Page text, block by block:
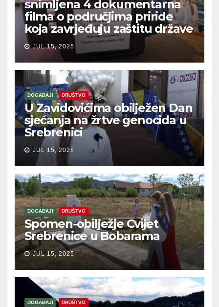
snimljena 4 dokumentarna
filma o područjima priride
koja zavrjeđuju zaštitu države
JUL 15, 2025
DOGAĐAJI DRUŠTVO
U Zavidovićima obilježen Dan
sjećanja na žrtve genocida u
Srebrenici
JUL 15, 2025
DOGAĐAJI DRUŠTVO
Spomen-obilježje Cvijet
Srebrenice u Bobarama
JUL 15, 2025
DOGAĐAJI DRUŠTVO